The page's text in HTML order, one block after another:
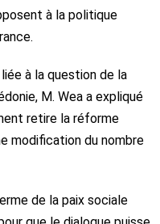
à la politique
à la question de la
M. Wea a expliqué
retire la réforme
modification du nombre
de la paix sociale